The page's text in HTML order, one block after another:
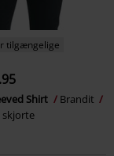
tilgængelige
Shirt
Brandit